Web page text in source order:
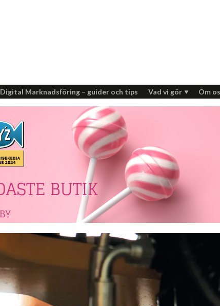
Digital Marknadsföring – guider och tips Vad vi gör Om